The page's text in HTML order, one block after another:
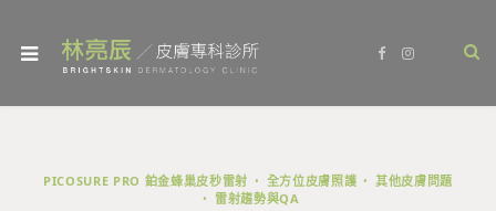
b
I
a
PICOSURE PRO 鉑金蜂巢皮秒雷射 全方位皮膚照護
其他皮膚問題
雷射趨勢與QA